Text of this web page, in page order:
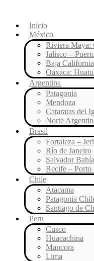
contenidoInicio
México
Riviera Maya:
Jalisco –
Baja
Oaxaca:
Argentina
Patagonia
Mendoza
Cataratas del
Norte
Brasil
Fortaleza –
Río de Janeiro
Salvador
Recife – Porto
Chile
Atacama
Patagonia
Santiago de
Peru
Cusco
Huacachina
Mancora
Lima